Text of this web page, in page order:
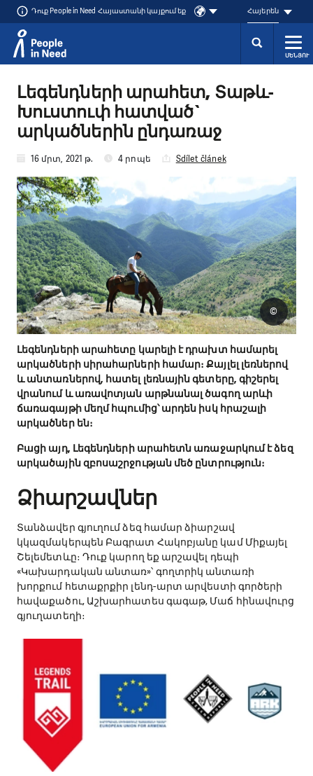
Դուք People in Need Հայաստանի կայքում եք Հայերեն
ՄԵՆՅՈՒ
Լեգենդների արահետ, Տաթև-
Խուստուփ հատված`
արկածներին ընդառաջ
16 մրտ, 2021 թ. 4 րոպե Sdílet článek
​Լեգենդների արահետը կարելի է դրախտ համարել
արկածների սիրահարների համար։ Քայլել լեռներով
և անտառներով, հատել լեռնային գետերը, գիշերել
վրանում և առավոտյան արթնանալ ծագող արևի
ճառագայթի մեղմ հպումից՝ արդեն իսկ հրաշալի
արկածներ են։
Բացի այդ, Լեգենդների արահետն առաջարկում է ձեզ
արկածային զբոսաշրջության մեծ ընտրություն։
©
​Ձիարշավներ
Տանձավեր գյուղում ձեզ համար ձիարշավ
կկազմակերպեն Բագրատ Հակոբյանը կամ Միքայել
Շելեմետևը։ Դուք կարող եք արշավել դեպի
«Կախարդական անտառ»՝ գողտրիկ անտառի
խորքում հետաքրքիր լենդ-արտ արվեստի գործերի
հավաքածու, Աշխարհատես գագաթ, Մաճ հինավուրց
գյուղատեղի։